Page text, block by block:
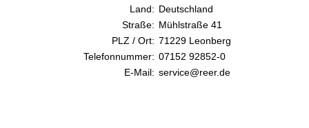
Land: Deutschland
Straße: Mühlstraße 41
PLZ / Ort: 71229 Leonberg
Telefonnummer: 07152 92852-0
E-Mail: service@reer.de